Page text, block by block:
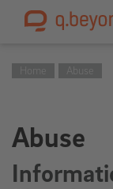
Abuse
Abuse